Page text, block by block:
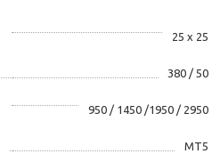
25 х 25
380 / 50
950 / 1450 /1950 / 2950
MT5